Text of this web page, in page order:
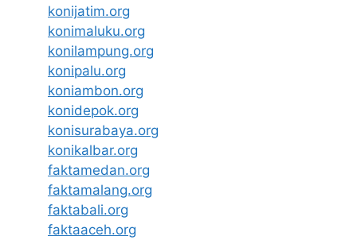
konijatim.org
konimaluku.org
konilampung.org
konipalu.org
koniambon.org
konidepok.org
konisurabaya.org
konikalbar.org
faktamedan.org
faktamalang.org
faktabali.org
faktaaceh.org